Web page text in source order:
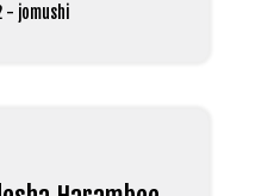
- jomushi